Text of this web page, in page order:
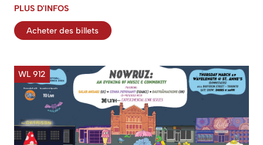
PLUS D'INFOS
Acheter des billets
WL 912